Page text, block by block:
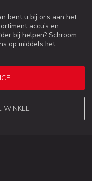
bent u bij ons aan het
accu's en
bij helpen? Schroom
op middels het
WINKEL